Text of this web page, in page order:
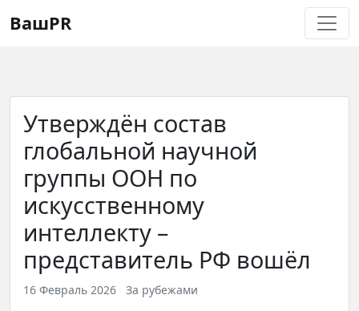
Регистрация
ВашPR
Утверждён состав
глобальной научной
группы ООН по
искусственному
интеллекту –
представитель РФ вошёл
16 Февраль 2026 За рубежами